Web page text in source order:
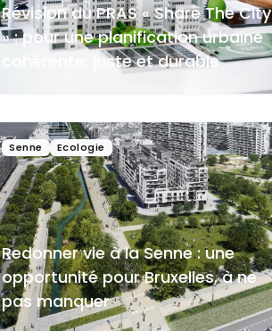
Révision du PRAS « Share The City
» : pour une planification urbaine
cohérente, juste et durable
Senne Ecologie
Redonner vie à la Senne : une
opportunité pour Bruxelles, à ne
pas manquer